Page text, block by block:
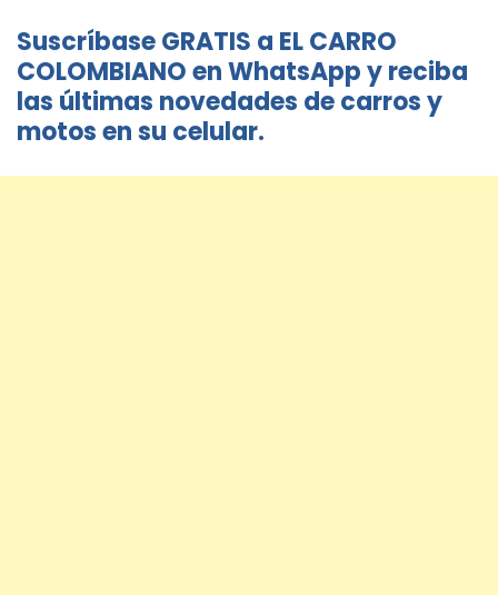
Suscríbase GRATIS a EL CARRO
COLOMBIANO en WhatsApp y reciba
las últimas novedades de carros y
motos en su celular.